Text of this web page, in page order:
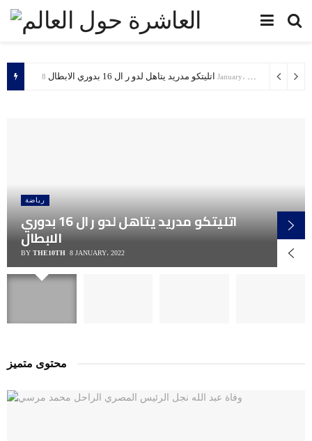
اتليتكو مدريد يتاهل لدو ر ال 16 بدوري الابطال 8 January، 2022
رياضة
اتليتكو مدريد يتاهل لدو ر ال 16 بدوري
الابطال
BY THE10TH 8 JANUARY، 2022
محتوى متميز